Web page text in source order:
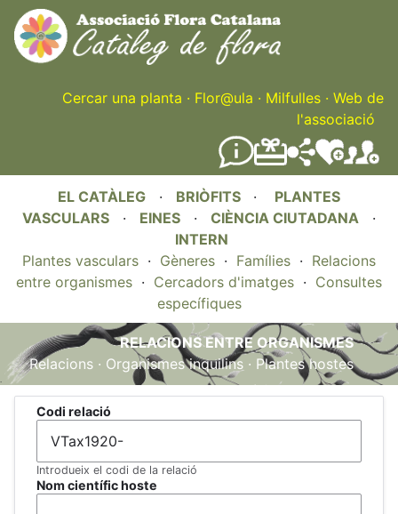
Skip
to
main
content
Cercar una planta · Flor@ula · Milfulles · Web de
l'associació
EL CATÀLEG · BRIÒFITS · PLANTES
VASCULARS · EINES · CIÈNCIA CIUTADANA ·
INTERN
Plantes vasculars · Gèneres · Famílies · Relacions
entre organismes · Cercadors d'imatges · Consultes
específiques
RELACIONS ENTRE ORGANISMES
Relacions · Organismes inquilins · Plantes hostes
Codi relació
Introdueix el codi de la relació
Nom científic hoste